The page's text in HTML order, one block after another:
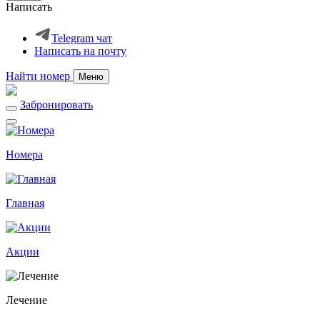
Написать
Telegram чат
Написать на почту
Найти номер Меню
Забронировать
Номера
Главная
Акции
Лечение